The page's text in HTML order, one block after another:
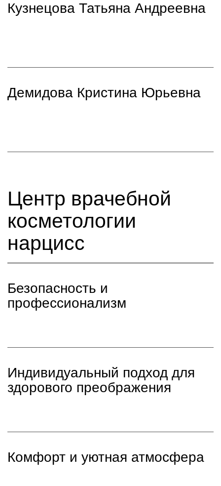
Кузнецова Татьяна Андреевна
Демидова Кристина Юрьевна
Центр врачебной
косметологии
нарцисс
Безопасность и
профессионализм
Индивидуальный подход для
здорового преображения
Комфорт и уютная атмосфера